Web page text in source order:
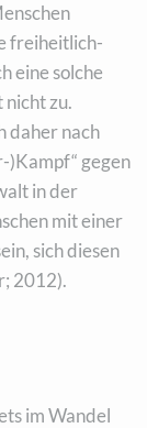
freiheitlich-
eine solche
zu.
daher nach
)Kampf“ gegen
in der
mit einer
sich diesen
2012).
im Wandel